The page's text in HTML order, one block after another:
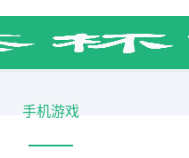
手机游戏